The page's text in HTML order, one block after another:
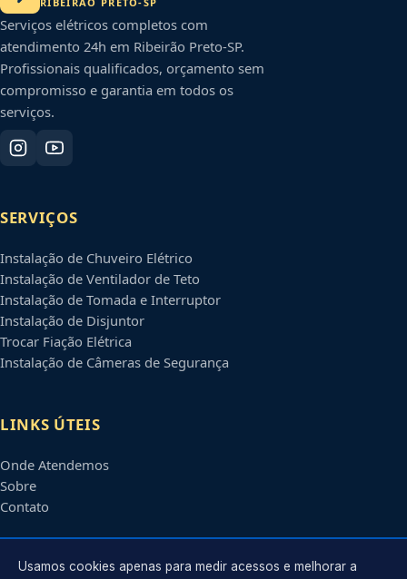
Serviços elétricos completos com
atendimento 24h em Ribeirão Preto-SP.
Profissionais qualificados, orçamento sem
compromisso e garantia em todos os
serviços.
SERVIÇOS
Instalação de Chuveiro Elétrico
Instalação de Ventilador de Teto
Instalação de Tomada e Interruptor
Instalação de Disjuntor
Trocar Fiação Elétrica
Instalação de Câmeras de Segurança
LINKS ÚTEIS
Onde Atendemos
Sobre
Contato
CONTATO
Usamos cookies apenas para medir acessos e melhorar a